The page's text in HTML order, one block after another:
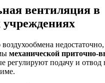
вентиляция в
воздухообмена недостаточно,
механической приточно-
регулируют подачу и отвод